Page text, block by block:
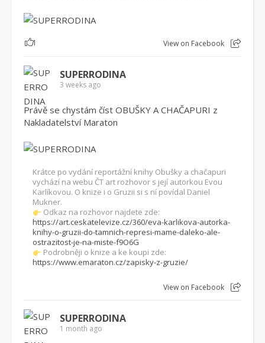
1 View on Facebook
SUPERRODINA
3 weeks ago
Právě se chystám číst OBUŠKY A CHAČAPURI z
Nakladatelství Maraton
Krátce po vydání reportážní knihy Obušky a chačapuri
vychází na webu ČT art rozhovor s její autorkou Evou
Karlíkovou. O knize i o Gruzii si s ní povídal Daniel
Mukner.
Odkaz na rozhovor najdete zde:
https://art.ceskatelevize.cz/360/eva-karlikova-autorka-
knihy-o-gruzii-do-tamnich-represi-mame-daleko-ale-
ostrazitost-je-na-miste-f9O6G
Podrobněji o knize a ke koupi zde:
https://www.emaraton.cz/zapisky-z-gruzie/
View on Facebook
SUPERRODINA
1 month ago